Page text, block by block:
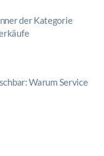
der Kategorie
Warum Service